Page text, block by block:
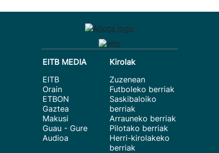
EITB MEDIA
EITB
Orain
ETBON
Gaztea
Makusi
Guau - Gure
Audioa
Kirolak
Zuzenean
Futboleko berriak
Saskibaloiko
berriak
Arrauneko berriak
Pilotako berriak
Herri-kirolakeko
berriak